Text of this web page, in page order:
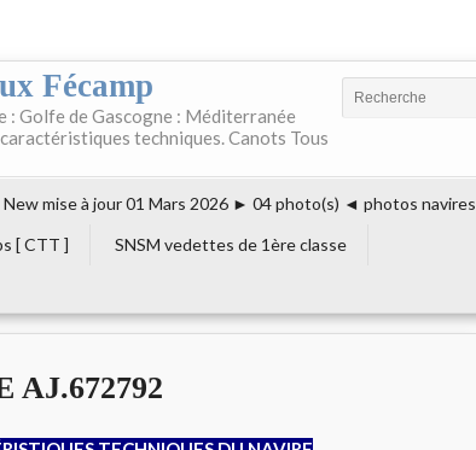
Fécamp
Golfe de Gascogne : Méditerranée
techniques. Canots Tous
New mise à jour 01 Mars 2026 ► 04 photo(s) ◄ photos navires
[ CTT ]
SNSM vedettes de 1ère classe